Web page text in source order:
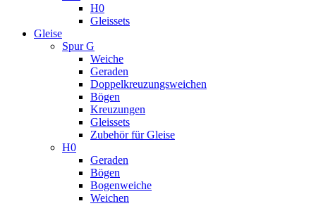
H0
Gleissets
Gleise
Spur G
Weiche
Geraden
Doppelkreuzungsweichen
Bögen
Kreuzungen
Gleissets
Zubehör für Gleise
H0
Geraden
Bögen
Bogenweiche
Weichen